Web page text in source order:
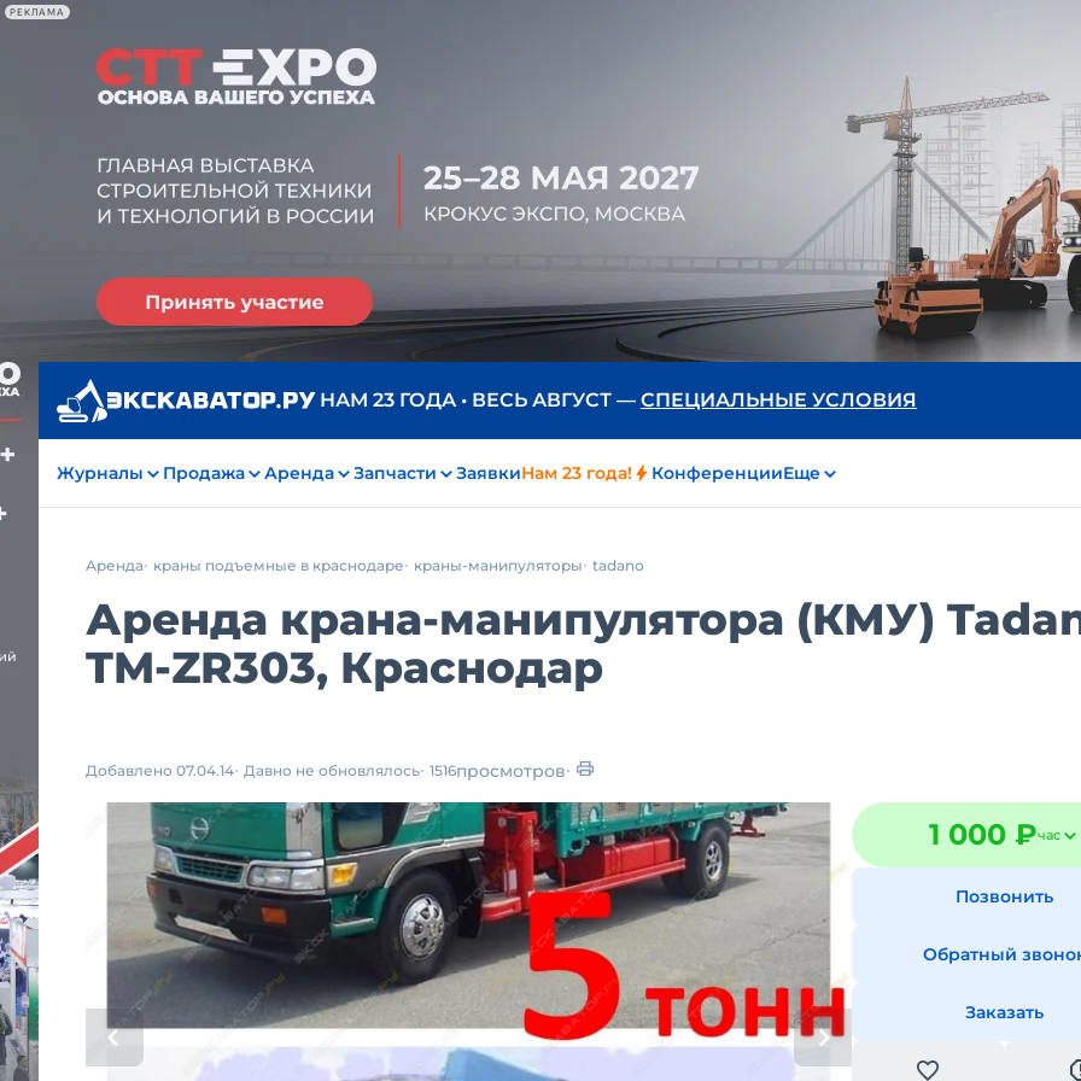
РЕКЛАМА
НАМ 23 ГОДА • ВЕСЬ АВГУСТ — СПЕЦИАЛЬНЫЕ УСЛОВИЯ
Журналы Продажа Аренда Запчасти ЗаявкиНам 23 года! КонференцииЕще
Аренда краны подъемные в краснодаре краны-манипуляторы tadano
Аренда крана-манипулятора (КМУ)
TM-ZR303, Краснодар
Добавлено 07.04.14 Давно не обновлялось 1516просмотров
1 000 ₽час
Позвонить
Обратный
Заказать